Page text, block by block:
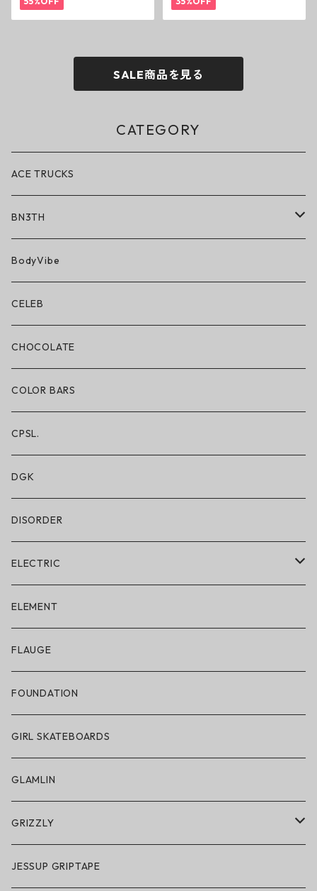
スニーカー
ー
SALE商品を見る
CATEGORY
ACE TRUCKS
BN3TH
BN3TH × ON THE ROAM
ボクサーブリーフ/ショート丈
ボクサーブリーフ/ロング丈
ショートパンツ/2 IN 1
レギンス/フルレングス10分丈
水着/スイムウェア
BodyVibe
CELEB
CHOCOLATE
COLOR BARS
CPSL.
DGK
DISORDER
ELECTRIC
ELECTRIC × ON THE ROAM
アパレル
帽子
サングラス
スノーゴーグル
アクセサリー・小物
ELEMENT
FLAUGE
FOUNDATION
GIRL SKATEBOARDS
GLAMLIN
GRIZZLY
GRIZZLY × POLeR
JESSUP GRIPTAPE